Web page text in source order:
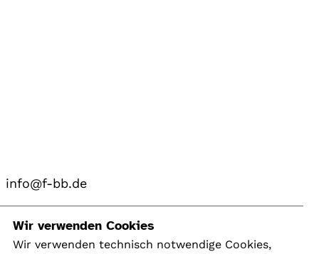
info@f-bb.de
Navigation
Wir verwenden Cookies
Wir verwenden technisch notwendige Cookies,